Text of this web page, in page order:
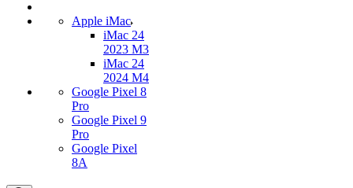
Apple iMac
iMac 24
2023 M3
iMac 24
2024 M4
Google Pixel 8
Pro
Google Pixel 9
Pro
Google Pixel
8A